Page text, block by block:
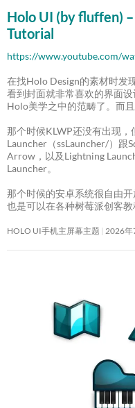
Holo UI (by fluffen)
Tutorial
https://www.youtube.com/
在找Holo Design的素材时发
看到封面就非常喜欢的界面
Holo美学之中的范畴了。而
那个时候KLWP还没有出现
Launcher（ssLauncher/）跟
Arrow，以及Lightning
Launcher。
那个时候的安卓系统很自由开
也是可以在各种树莓派创客教
HOLO UI手机主屏幕主题 2026年